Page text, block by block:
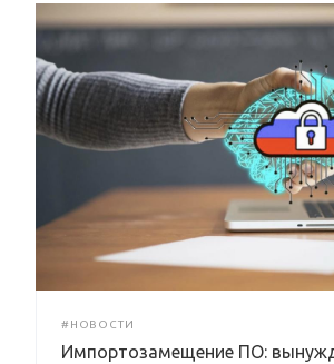
#НОВОСТИ
Импортозамещение ПО: